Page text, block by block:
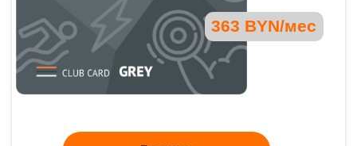
363 BYN/мес